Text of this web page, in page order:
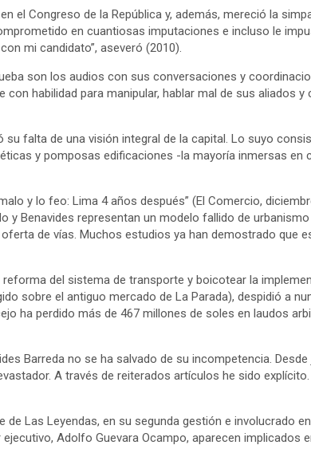
el Congreso de la República y, además, mereció la
en cuantiosas imputaciones e incluso le
mi candidato”, aseveró (2010).
son los audios con sus conversaciones y
con habilidad para manipular, hablar mal de sus
falta de una visión integral de la capital. Lo suyo
y pomposas edificaciones -la mayoría inmersas
y lo feo: Lima 4 años después” (El Comercio,
y Benavides representan un modelo fallido de
de vías. Muchos estudios ya han demostrado que
del sistema de transporte y boicotear la
sobre el antiguo mercado de La Parada), despidió a
ha perdido más de 467 millones de soles en laudos
Barreda no se ha salvado de su incompetencia.
A través de reiterados artículos he sido
Las Leyendas, en su segunda gestión e involucrado
Adolfo Guevara Ocampo, aparecen implicados